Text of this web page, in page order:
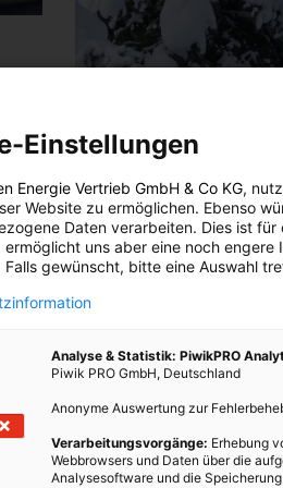
Das Tiny House
4. NOVEMBER 2020
Was ist am Beginn des
in einem Tiny
Einstellungen
Energie Vertrieb GmbH & Co KG,
Website zu ermöglichen. Ebenso
Daten verarbeiten. Dies ist
ermöglicht uns aber eine noch engere
Falls gewünscht, bitte eine Auswahl
Analyse & Statistik: PiwikPRO
Piwik PRO GmbH, Deutschland
Anonyme Auswertung zur
Verarbeitungsvorgänge: Erhebung
Webbrowsers und Daten über die
Analysesoftware und die